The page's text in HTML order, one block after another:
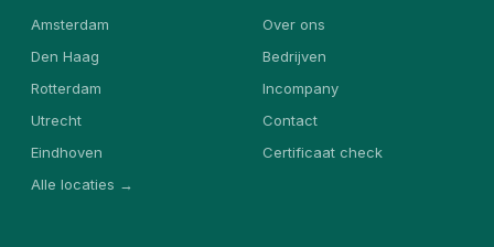
Amsterdam
Den Haag
Rotterdam
Utrecht
Eindhoven
Alle locaties →
Over ons
Bedrijven
Incompany
Contact
Certificaat check